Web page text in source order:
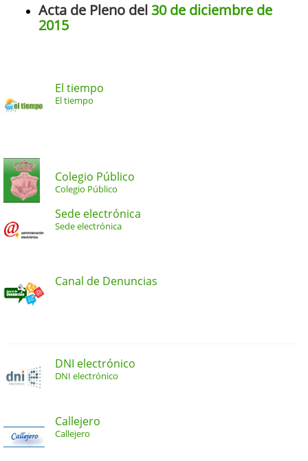
Acta de Pleno del 30 de diciembre de
2015
El tiempo
El tiempo
Colegio Público
Colegio Público
Sede electrónica
Sede electrónica
Canal de Denuncias
DNI electrónico
DNI electrónico
Callejero
Callejero